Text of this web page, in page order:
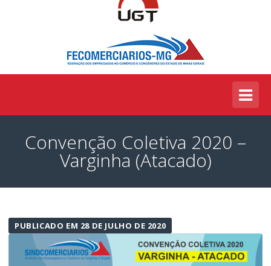
Convenção Coletiva 2020 –
Varginha (Atacado)
PUBLICADO EM 28 DE JULHO DE 2020